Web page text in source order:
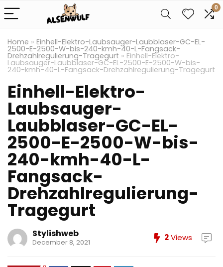
0
Home » Einhell-Elektro-Laubsauger-Laubblaser-GC-EL-
2500-E-2500-W-bis-240-kmh-40-L-Fangsack-
Drehzahlregulierung-Tragegurt » Einhell-Elektro-
Laubsauger-Laubblaser-GC-EL-2500-E-2500-W-bis-
240-kmh-40-L-Fangsack-Drehzahlregulierung-Tragegurt
Einhell-Elektro-
Laubsauger-
Laubblaser-GC-EL-
2500-E-2500-W-bis-
240-kmh-40-L-
Fangsack-
Drehzahlregulierung-
Tragegurt
Stylishweb
December 8, 2021 2Views